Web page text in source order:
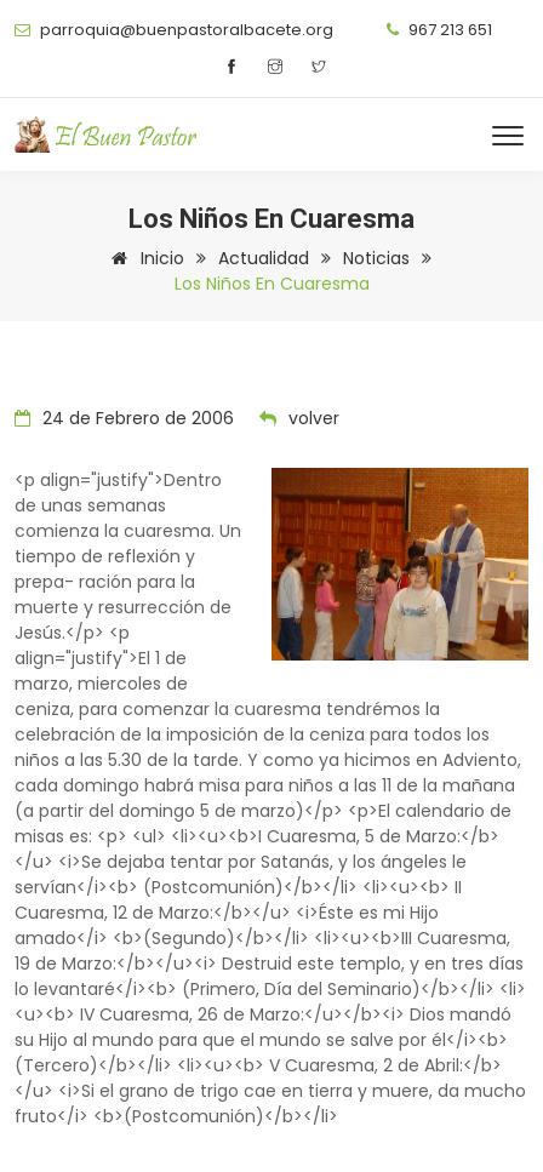
parroquia@buenpastoralbacete.org 967 213 651
Los Niños En Cuaresma
Inicio Actualidad
Noticias
Los Niños En Cuaresma
24 de Febrero de 2006 volver
<p align="justify">Dentro
de unas semanas
comienza la cuaresma. Un
tiempo de reflexión y
prepa- ración para la
muerte y resurrección de
Jesús.</p> <p
align="justify">El 1 de
marzo, miercoles de
ceniza, para comenzar la cuaresma tendrémos la
celebración de la imposición de la ceniza para todos los
niños a las 5.30 de la tarde. Y como ya hicimos en Adviento,
cada domingo habrá misa para niños a las 11 de la mañana
(a partir del domingo 5 de marzo)</p> <p>El calendario de
misas es: <p> <ul> <li><u><b>I Cuaresma, 5 de Marzo:</b>
</u> <i>Se dejaba tentar por Satanás, y los ángeles le
servían</i><b> (Postcomunión)</b></li> <li><u><b> II
Cuaresma, 12 de Marzo:</b></u> <i>Éste es mi Hijo
amado</i> <b>(Segundo)</b></li> <li><u><b>III Cuaresma,
19 de Marzo:</b></u><i> Destruid este templo, y en tres días
lo levantaré</i><b> (Primero, Día del Seminario)</b></li> <li>
<u><b> IV Cuaresma, 26 de Marzo:</u></b><i> Dios mandó
su Hijo al mundo para que el mundo se salve por él</i><b>
(Tercero)</b></li> <li><u><b> V Cuaresma, 2 de Abril:</b>
</u> <i>Si el grano de trigo cae en tierra y muere, da mucho
fruto</i> <b>(Postcomunión)</b></li>